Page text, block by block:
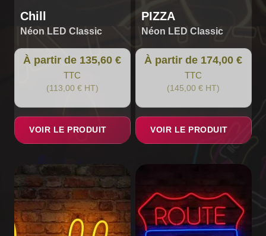
Chill
Néon LED Classic
À partir de 135,60 €
TTC
(113,00 € HT)
VOIR LE PRODUIT
du
produit
PIZZA
Néon LED Classic
À partir de 174,00 €
TTC
(145,00 € HT)
VOIR LE PRODUIT
du
produit
produit
a
plusieurs
variations.
plusieurs
variations.